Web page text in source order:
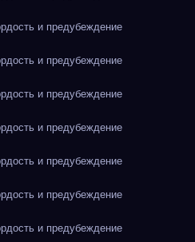
и предубеждение
и предубеждение
и предубеждение
и предубеждение
и предубеждение
и предубеждение
и предубеждение